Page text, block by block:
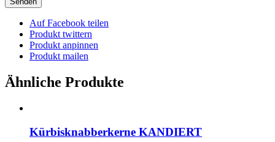
Auf Facebook teilen
Produkt twittern
Produkt anpinnen
Produkt mailen
Ähnliche Produkte
Kürbisknabberkerne KANDIERT